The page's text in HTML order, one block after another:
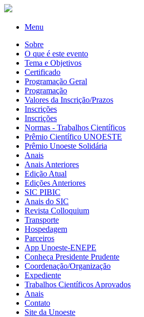
Menu
Sobre
O que é este evento
Tema e Objetivos
Certificado
Programação Geral
Programação
Valores da Inscrição/Prazos
Inscrições
Inscrições
Normas - Trabalhos Científicos
Prêmio Científico UNOESTE
Prêmio Unoeste Solidária
Anais
Anais Anteriores
Edição Atual
Edições Anteriores
SIC PIBIC
Anais do SIC
Revista Colloquium
Transporte
Hospedagem
Parceiros
App Unoeste-ENEPE
Conheça Presidente Prudente
Coordenação/Organização
Expediente
Trabalhos Científicos Aprovados
Anais
Contato
Site da Unoeste